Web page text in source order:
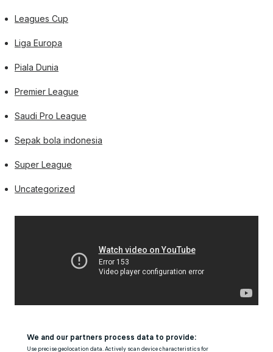
Leagues Cup
Liga Europa
Piala Dunia
Premier League
Saudi Pro League
Sepak bola indonesia
Super League
Uncategorized